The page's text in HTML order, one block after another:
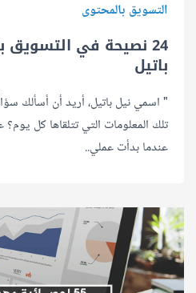
التسويق بالمحتوى
24 نصيحة في
باتيل
" اسمي نيل باتيل، أريد أن أسألك
تلك المعلومات التي تتلقاها كل
عندما بدأت عملي..